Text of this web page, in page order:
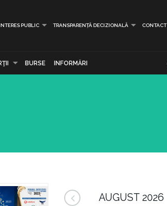
PUBLIC TRANSPARENȚĂ DECIZIONALĂ CONTACT
BURSE INFORMĂRI
AUGUST 2026